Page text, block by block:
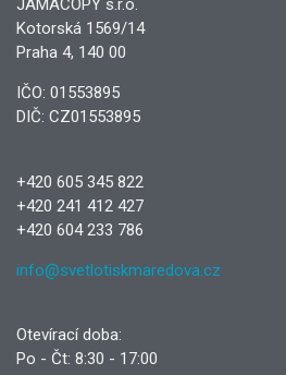
JAMACOPY s.r.o.
Kotorská 1569/14
Praha 4, 140 00
IČO: 01553895
DIČ: CZ01553895
+420 605 345 822
+420 241 412 427
+420 604 233 786
info@svetlotiskmaredova.cz
Otevírací doba:
Po - Čt: 8:30 - 17:00